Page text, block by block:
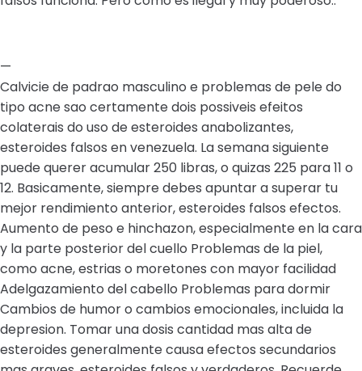
—
Calvicie de padrao masculino e problemas de pele do
tipo acne sao certamente dois possiveis efeitos
colaterais do uso de esteroides anabolizantes,
esteroides falsos en venezuela. La semana siguiente
puede querer acumular 250 libras, o quizas 225 para 11 o
12. Basicamente, siempre debes apuntar a superar tu
mejor rendimiento anterior, esteroides falsos efectos.
Aumento de peso e hinchazon, especialmente en la cara
y la parte posterior del cuello Problemas de la piel,
como acne, estrias o moretones con mayor facilidad
Adelgazamiento del cabello Problemas para dormir
Cambios de humor o cambios emocionales, incluida la
depresion. Tomar una dosis cantidad mas alta de
esteroides generalmente causa efectos secundarios